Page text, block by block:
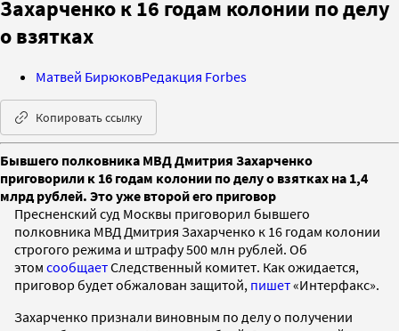
Захарченко к 16 годам колонии по делу
о взятках
Матвей БирюковРедакция Forbes
Копировать ссылку
Бывшего полковника МВД Дмитрия Захарченко
приговорили к 16 годам колонии по делу о взятках на 1,4
млрд рублей. Это уже второй его приговор
Пресненский суд Москвы приговорил бывшего
полковника МВД Дмитрия Захарченко к 16 годам колонии
строгого режима и штрафу 500 млн рублей. Об
этом сообщаетСледственный комитет. Как ожидается,
приговор будет обжалован защитой, пишет«Интерфакс».
Захарченко признали виновным по делу о получении